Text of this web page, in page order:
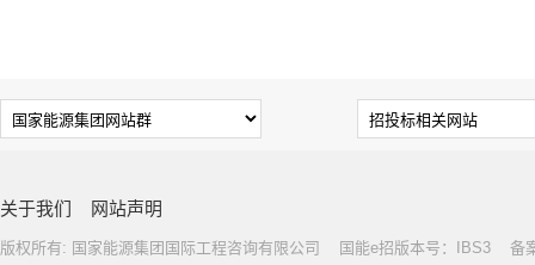
关于我们 网站声明
版权所有: 国家能源集团国际工程咨询有限公司 国能e招版本号：IBS3 备